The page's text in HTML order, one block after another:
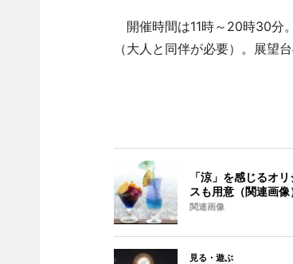
開催時間は11時～20時30分
（大人と同伴が必要）。展望
「涼」を感じるオ
スも用意（関連画像
関連画像
見る・遊ぶ